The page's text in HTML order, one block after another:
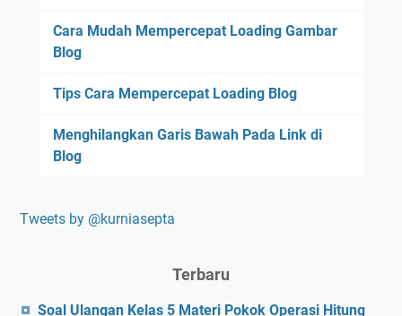
Cara Mudah Mempercepat Loading Gambar
Blog
Tips Cara Mempercepat Loading Blog
Menghilangkan Garis Bawah Pada Link di
Blog
Tweets by @kurniasepta
Terbaru
Soal Ulangan Kelas 5 Materi Pokok Operasi Hitung